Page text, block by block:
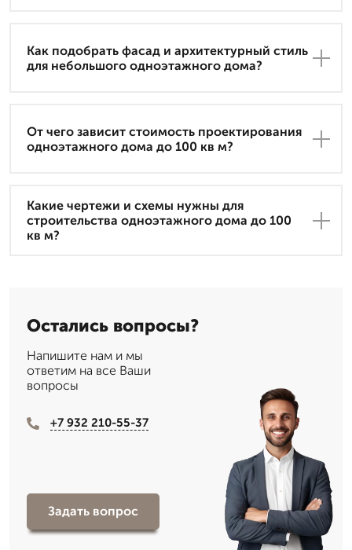
Как подобрать фасад и архитектурный стиль
для небольшого одноэтажного дома?
От чего зависит стоимость проектирования
одноэтажного дома до 100 кв м?
Какие чертежи и схемы нужны для
строительства одноэтажного дома до 100
кв м?
Остались вопросы?
Напишите нам и мы
ответим на все Ваши
вопросы
+7 932 210-55-37
Задать вопрос